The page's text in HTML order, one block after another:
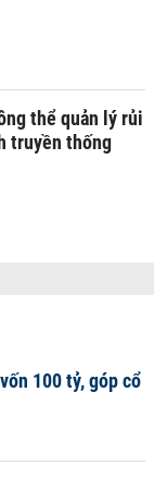
thể quản lý rủi
truyền thống
100 tỷ, góp cổ